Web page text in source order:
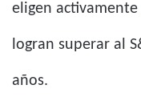
eligen
logran superar al
años.